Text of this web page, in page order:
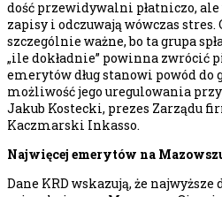
dość przewidywalni płatniczo,
zapisy i odczuwają wówczas
szczególnie ważne, bo ta grupa
„ile dokładnie” powinna zwrócić
emerytów dług stanowi powód do
możliwość jego uregulowania
Jakub Kostecki, prezes Zarządu
Kaczmarski Inkasso.
Najwięcej emerytów na
Dane KRD wskazują, że